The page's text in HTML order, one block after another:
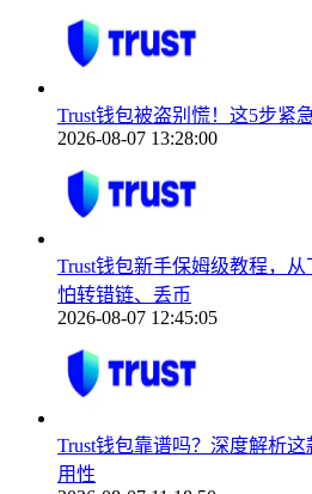
Trust钱包被盗别慌！这5步紧
2026-08-07 13:28:00
Trust钱包新手保姆级教程，
怕转错链、丢币
2026-08-07 12:45:05
Trust钱包靠谱吗？深度解析
用性